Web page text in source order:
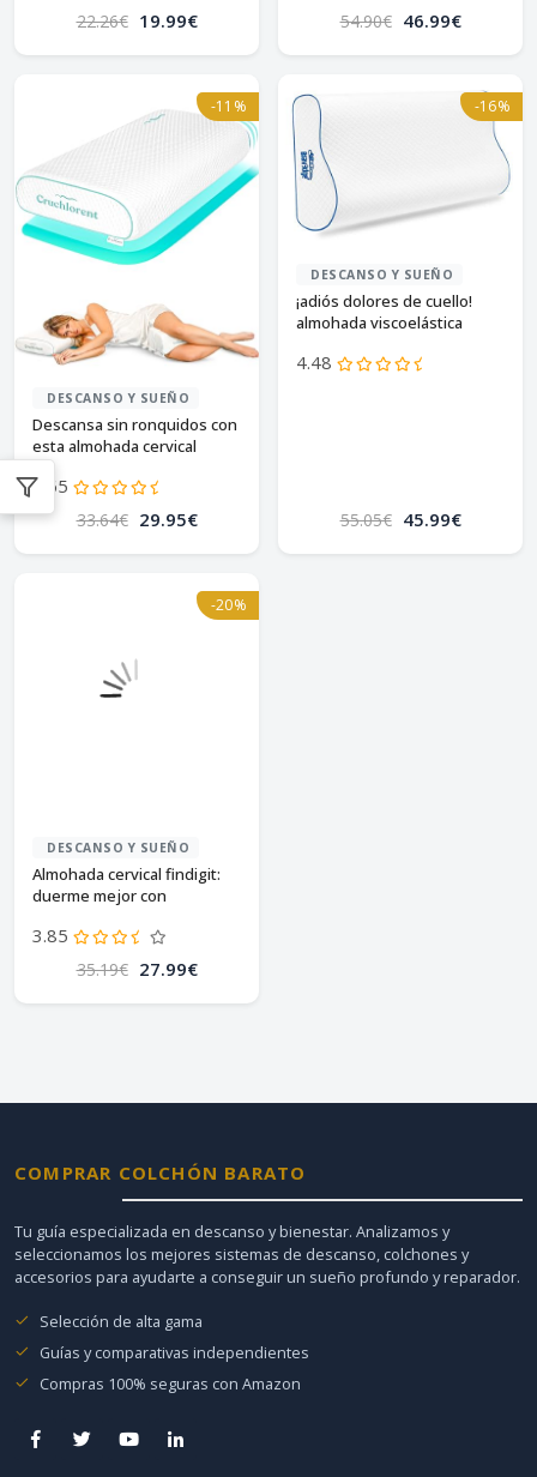
22.26€ 19.99€ 54.90€ 46.99€
-11%
DESCANSO Y SUEÑO
Descansa sin ronquidos con
esta almohada cervical
ajustable
4.65
33.64€ 29.95€
-16%
DESCANSO Y SUEÑO
¡adiós dolores de cuello!
almohada viscoelástica
4.48
55.05€ 45.99€
-20%
DESCANSO Y SUEÑO
Almohada cervical findigit:
duerme mejor con
3.85
35.19€ 27.99€
COMPRAR COLCHÓN BARATO
Tu guía especializada en descanso y bienestar. Analizamos y
seleccionamos los mejores sistemas de descanso, colchones y
accesorios para ayudarte a conseguir un sueño profundo y reparador.
Selección de alta gama
Guías y comparativas independientes
Compras 100% seguras con Amazon